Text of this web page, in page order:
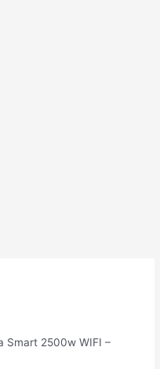
Smart 2500w WIFI –